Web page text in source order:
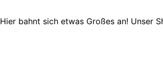
Hier bahnt sich etwas Großes an! Unser